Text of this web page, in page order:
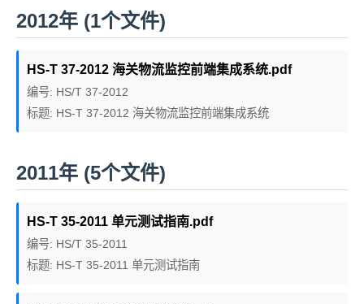
2012年 (1个文件)
HS-T 37-2012 海关物流监控前端集成系统.pdf
编号: HS/T 37-2012
标题: HS-T 37-2012 海关物流监控前端集成系统
2011年 (5个文件)
HS-T 35-2011 单元测试指南.pdf
编号: HS/T 35-2011
标题: HS-T 35-2011 单元测试指南